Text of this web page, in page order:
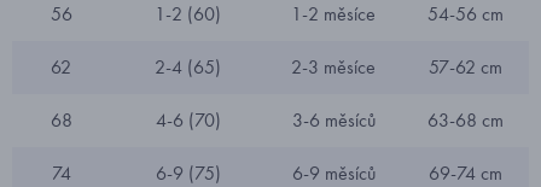
56 1-2 (60) 1-2 měsíce 54-56 cm
62 2-4 (65) 2-3 měsíce 57-62 cm
68 4-6 (70) 3-6 měsíců 63-68 cm
74 6-9 (75) 6-9 měsíců 69-74 cm